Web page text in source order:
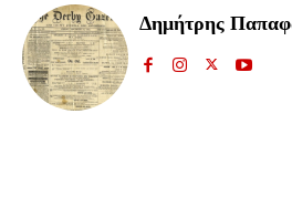
Δημήτρης